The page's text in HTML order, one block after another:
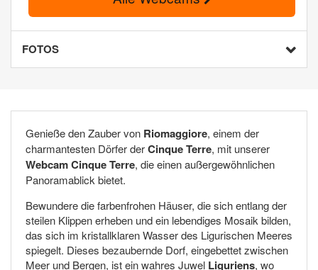
FOTOS
Genieße den Zauber von Riomaggiore, einem der
charmantesten Dörfer derCinque Terre, mit unserer
Webcam Cinque Terre, die einen außergewöhnlichen
Panoramablick bietet.
Bewundere die farbenfrohen Häuser, die sich entlang der
steilen Klippen erheben und ein lebendiges Mosaik bilden,
das sich im kristallklaren Wasser des Ligurischen Meeres
spiegelt. Dieses bezaubernde Dorf, eingebettet zwischen
Meer und Bergen, ist ein wahres Juwel Liguriens, wo